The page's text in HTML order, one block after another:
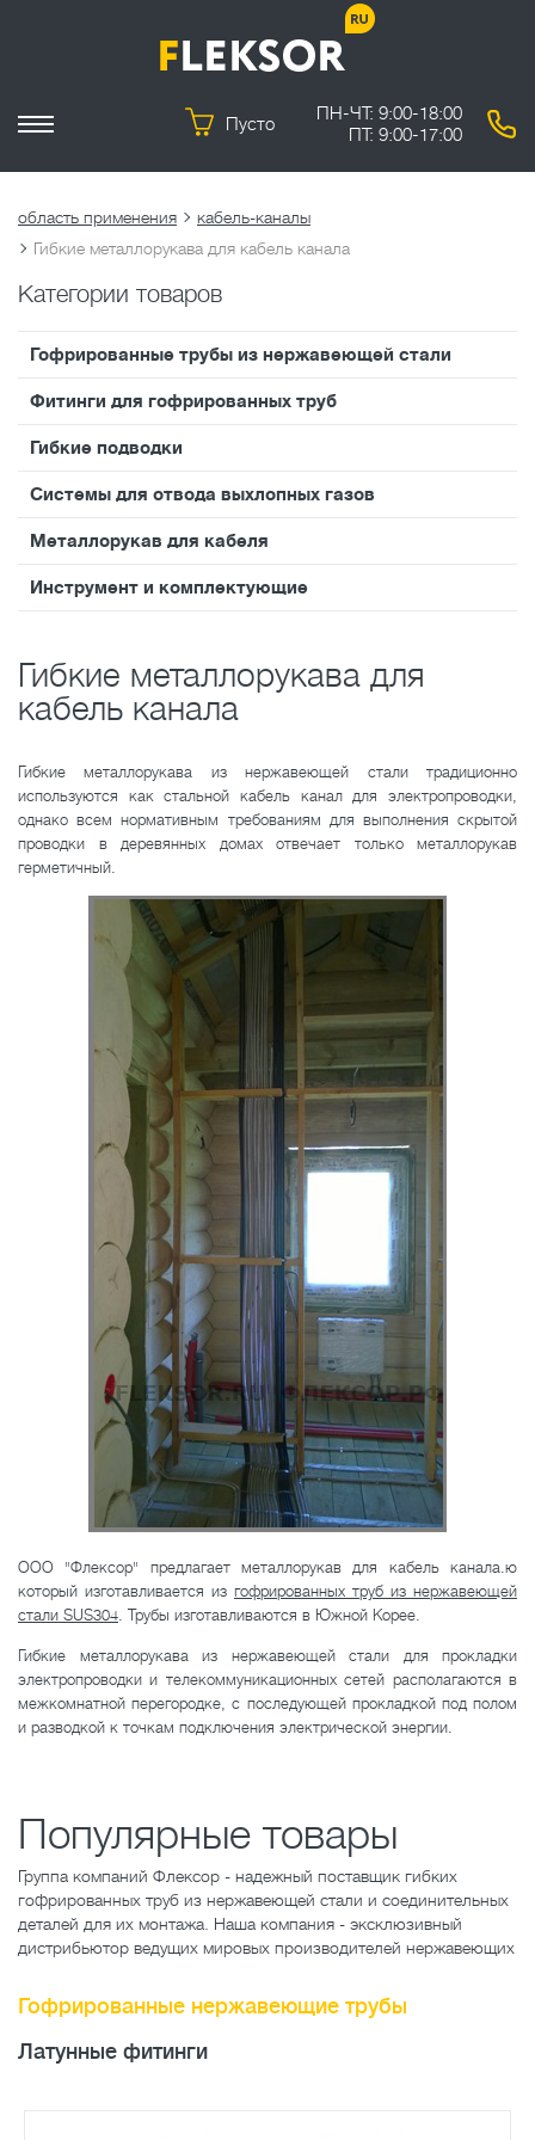
Пусто
ПН-ЧТ: 9:00-18:00
ПТ: 9:00-17:00
область применения
кабель-каналы
Гибкие металлорукава для кабель канала
Категории товаров
Гофрированные трубы из нержавеющей стали
Фитинги для гофрированных труб
Гибкие подводки
Системы для отвода выхлопных газов
Металлорукав для кабеля
Инструмент и комплектующие
Гибкие металлорукава для
кабель канала
Гибкие металлорукава из нержавеющей стали традиционно
используются как стальной кабель канал для электропроводки,
однако всем нормативным требованиям для выполнения скрытой
проводки в деревянных домах отвечает только металлорукав
герметичный.
ООО "Флексор" предлагает металлорукав для кабель канала.ю
который изготавливается из гофрированных труб из нержавеющей
стали SUS304 . Трубы изготавливаются в Южной Корее.
Гибкие металлорукава из нержавеющей стали для прокладки
электропроводки и телекоммуникационных сетей располагаются в
межкомнатной перегородке, с последующей прокладкой под полом
и разводкой к точкам подключения электрической энергии.
Популярные товары
Группа компаний Флексор - надежный поставщик гибких
гофрированных труб из нержавеющей стали и соединительных
деталей для их монтажа. Наша компания - эксклюзивный
дистрибьютор ведущих мировых производителей нержавеющих
Гофрированные нержавеющие трубы
Латунные фитинги